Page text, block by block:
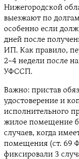
Нижегородской
выезжают по
особенно если
дней после
ИП. Как правило,
2–4 недели после
УФССП.
Важно: пристав
удостоверение и
исполнительного
жилое помещение
случаев, когда
помещения (ст. 69
фиксировали 3